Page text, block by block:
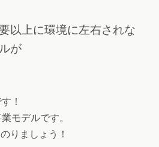
以上に環境に左右されな
が
！
モデルです。
りましょう！